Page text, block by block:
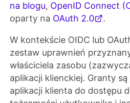
na blogu, OpenID Connect
oparty na OAuth 2.0 .
W kontekście OIDC lub
zestaw uprawnień
właściciela zasobu
aplikacji klienckiej. Granty
aplikacji klienta do dostępu